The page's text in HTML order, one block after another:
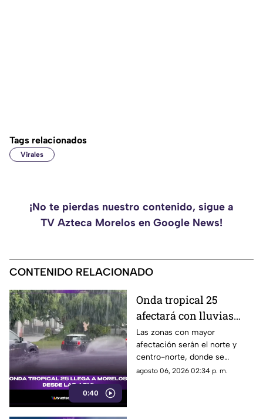
Tags relacionados
Virales
¡No te pierdas nuestro contenido, sigue a
TV Azteca Morelos en Google News!
CONTENIDO RELACIONADO
0:40
Onda tropical 25
afectará con lluvias
fuertes a Morelos; estas
serán las zonas y horas
exactas
Las zonas con mayor
afectación serán el norte y
centro-norte, donde se
esperan chubascos intensos,
agosto 06, 2026 02:34 p. m.